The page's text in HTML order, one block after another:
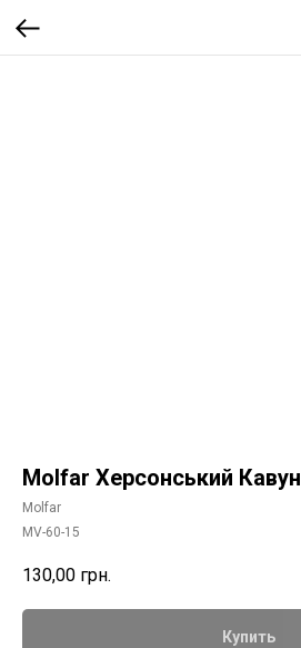
Molfar Херсонський Кавун
Molfar
MV-60-15
130,00 грн.
Купить